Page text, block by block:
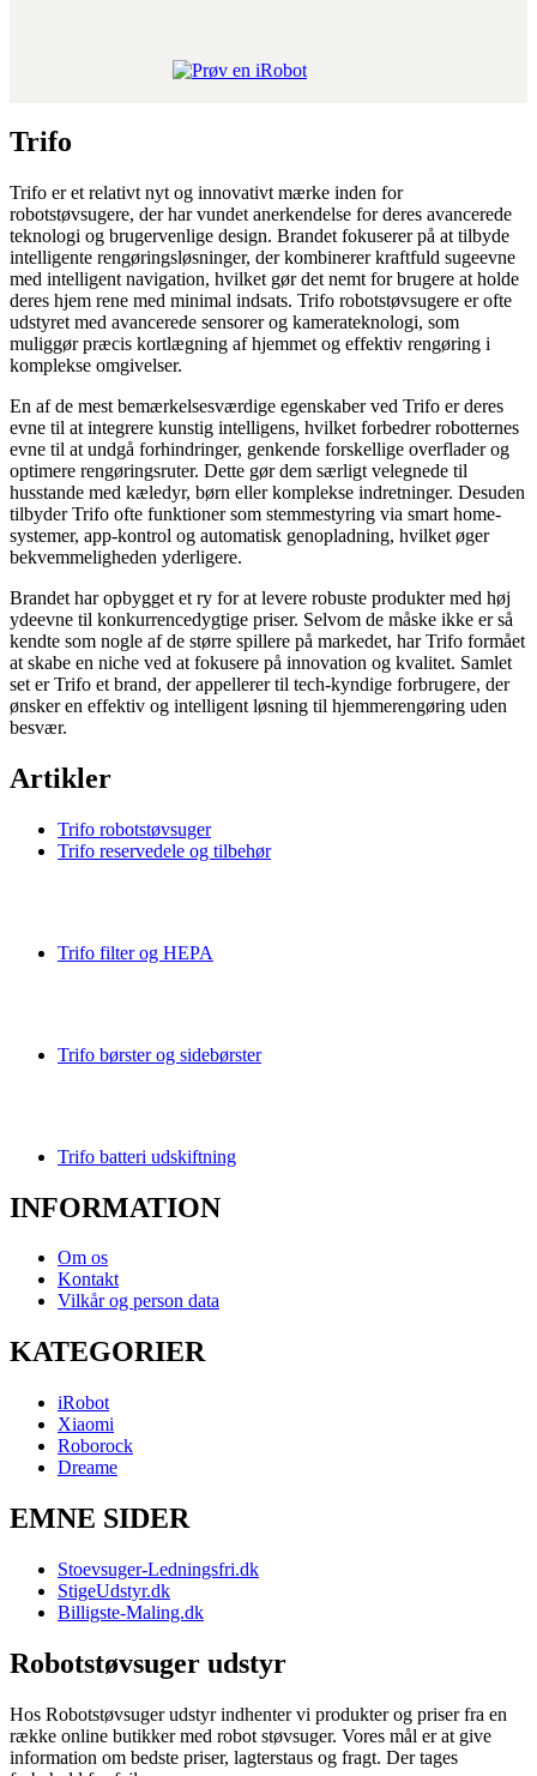
Trifo
Trifo er et relativt nyt og innovativt mærke inden for
robotstøvsugere, der har vundet anerkendelse for deres avancerede
teknologi og brugervenlige design. Brandet fokuserer på at tilbyde
intelligente rengøringsløsninger, der kombinerer kraftfuld sugeevne
med intelligent navigation, hvilket gør det nemt for brugere at holde
deres hjem rene med minimal indsats. Trifo robotstøvsugere er ofte
udstyret med avancerede sensorer og kamerateknologi, som
muliggør præcis kortlægning af hjemmet og effektiv rengøring i
komplekse omgivelser.
En af de mest bemærkelsesværdige egenskaber ved Trifo er deres
evne til at integrere kunstig intelligens, hvilket forbedrer robotternes
evne til at undgå forhindringer, genkende forskellige overflader og
optimere rengøringsruter. Dette gør dem særligt velegnede til
husstande med kæledyr, børn eller komplekse indretninger. Desuden
tilbyder Trifo ofte funktioner som stemmestyring via smart home-
systemer, app-kontrol og automatisk genopladning, hvilket øger
bekvemmeligheden yderligere.
Brandet har opbygget et ry for at levere robuste produkter med høj
ydeevne til konkurrencedygtige priser. Selvom de måske ikke er så
kendte som nogle af de større spillere på markedet, har Trifo formået
at skabe en niche ved at fokusere på innovation og kvalitet. Samlet
set er Trifo et brand, der appellerer til tech-kyndige forbrugere, der
ønsker en effektiv og intelligent løsning til hjemmerengøring uden
besvær.
Artikler
Trifo robotstøvsuger
Trifo reservedele og tilbehør
Trifo filter og HEPA
Trifo børster og sidebørster
Trifo batteri udskiftning
INFORMATION
Om os
Kontakt
Vilkår og person data
KATEGORIER
iRobot
Xiaomi
Roborock
Dreame
EMNE SIDER
Stoevsuger-Ledningsfri.dk
StigeUdstyr.dk
Billigste-Maling.dk
Robotstøvsuger udstyr
Hos Robotstøvsuger udstyr indhenter vi produkter og priser fra en
række online butikker med robot støvsuger. Vores mål er at give
information om bedste priser, lagterstaus og fragt. Der tages